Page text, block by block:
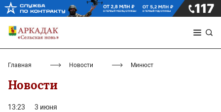
Главная Новости Минюст
Новости
13:23 3 июня